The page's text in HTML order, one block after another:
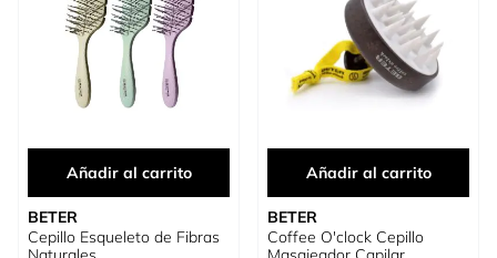
Añadir al carrito
BETER
Cepillo Esqueleto de Fibras
Añadir al carrito
BETER
Coffee O'clock Cepillo